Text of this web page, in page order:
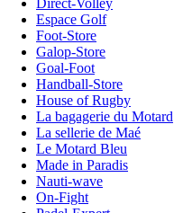
Direct-Volley
Espace Golf
Foot-Store
Galop-Store
Goal-Foot
Handball-Store
House of Rugby
La bagagerie du Motard
La sellerie de Maé
Le Motard Bleu
Made in Paradis
Nauti-wave
On-Fight